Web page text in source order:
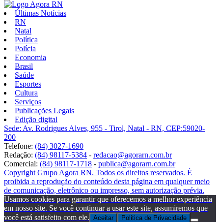
Últimas Notícias
RN
Natal
Política
Polícia
Economia
Brasil
Saúde
Esportes
Cultura
Serviços
Publicações Legais
Edição digital
Sede: Av. Rodrigues Alves, 955 - Tirol, Natal - RN, CEP:59020-
200
Telefone: (84) 3027-1690
Redação: (84) 98117-5384 - redacao@agorarn.com.br
Comercial: (84) 98117-1718 - publica@agorarn.com.br
Copyright Grupo Agora RN. Todos os direitos reservados. É
proibida a reprodução do conteúdo desta página em qualquer meio
de comunicação, eletrônico ou impresso, sem autorização prévia.
Usamos cookies para garantir que oferecemos a melhor experiência
em nosso site. Se você continuar a usar este site, assumiremos que
você está satisfeito com ele. Aceitar Politica de Privacidade